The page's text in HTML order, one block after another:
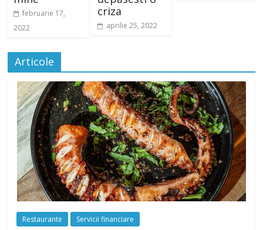
februarie 17,
2022
criza
aprilie 25, 2022
Articole
Restaurante Servicii financiare